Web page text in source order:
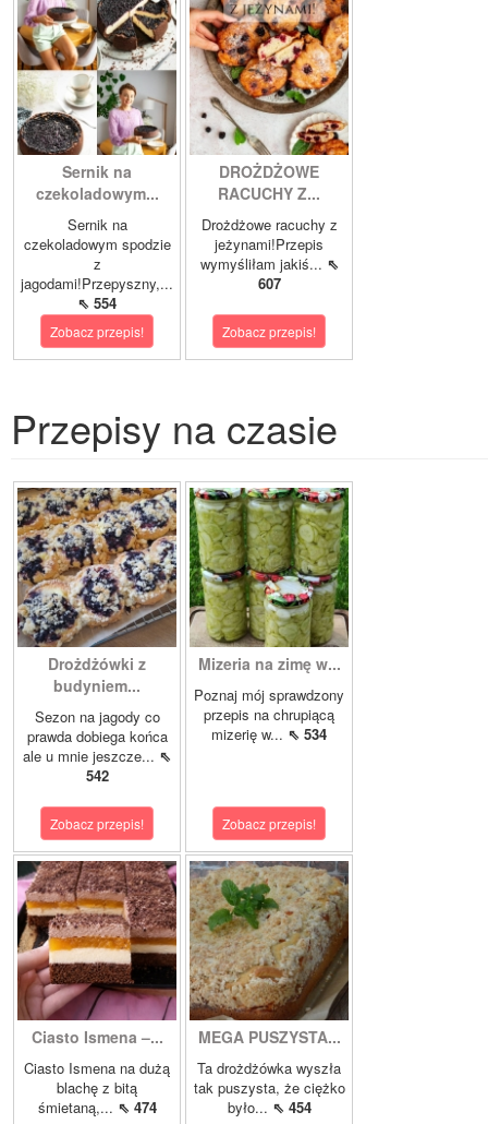
Sernik na
czekoladowym...
Sernik na
czekoladowym spodzie
z
jagodami!Przepyszny,...
⇖ 554
Zobacz przepis!
DROŻDŻOWE
RACUCHY Z...
Drożdżowe racuchy z
jeżynami!Przepis
wymyśliłam jakiś... ⇖
607
Zobacz przepis!
Przepisy na czasie
Drożdżówki z
budyniem...
Sezon na jagody co
prawda dobiega końca
ale u mnie jeszcze... ⇖
542
Zobacz przepis!
Mizeria na zimę w...
Poznaj mój sprawdzony
przepis na chrupiącą
mizerię w... ⇖ 534
Zobacz przepis!
Ciasto Ismena –...
Ciasto Ismena na dużą
blachę z bitą
śmietaną,... ⇖ 474
MEGA PUSZYSTA...
Ta drożdżówka wyszła
tak puszysta, że ciężko
było... ⇖ 454